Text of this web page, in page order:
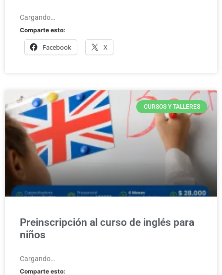
Cargando…
Comparte esto:
Facebook X
CURSOS Y TALLERES
Preinscripción al curso de inglés para
niños
Cargando…
Comparte esto: